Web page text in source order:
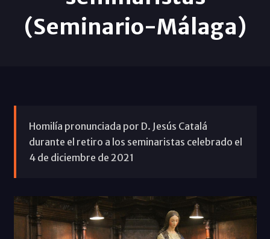
(Seminario-Málaga)
Homilía pronunciada por D. Jesús Catalá
durante el retiro a los seminaristas celebrado el
4 de diciembre de 2021